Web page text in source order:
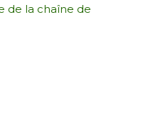
de la chaîne de